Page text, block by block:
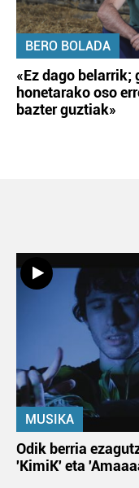
BERO BOLADA
«Ez dago belarrik;
honetarako oso
bazter guztiak»
MUSIKA
Odik berria
'KimiK' eta